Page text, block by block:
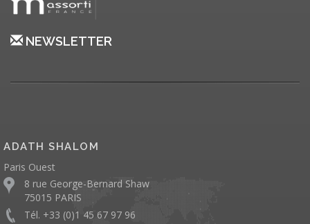
NEWSLETTER
ADATH SHALOM
Paris Ouest
8 rue George-Bernard Shaw
75015 PARIS
Tél. +33 (0)1 45 67 97 96